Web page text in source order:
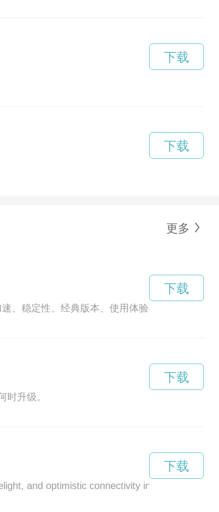
下载
下载
更多
、稳定性、经典版本、使用体验# 描述 本文
下载
升级。
下载
and optimistic connectivity in daily life.
下载